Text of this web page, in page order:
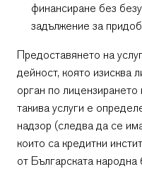
финансиране без
задължение за
Предоставянето на
дейност, която изисква
орган по
такива услуги е
надзор (следва да се
които са кредитни
от Българската народна